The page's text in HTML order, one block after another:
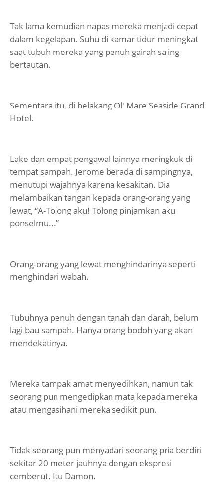
Tak lama kemudian napas mereka menjadi cepat
dalam kegelapan. Suhu di kamar tidur meningkat
saat tubuh mereka yang penuh gairah saling
bertautan.
Sementara itu, di belakang Ol' Mare Seaside Grand
Hotel.
Lake dan empat pengawal lainnya meringkuk di
tempat sampah. Jerome berada di sampingnya,
menutupi wajahnya karena kesakitan. Dia
melambaikan tangan kepada orang-orang yang
lewat, “A-Tolong aku! Tolong pinjamkan aku
ponselmu...”
Orang-orang yang lewat menghindarinya seperti
menghindari wabah.
Tubuhnya penuh dengan tanah dan darah, belum
lagi bau sampah. Hanya orang bodoh yang akan
mendekatinya.
Mereka tampak amat menyedihkan, namun tak
seorang pun mengedipkan mata kepada mereka
atau mengasihani mereka sedikit pun.
Tidak seorang pun menyadari seorang pria berdiri
sekitar 20 meter jauhnya dengan ekspresi
cemberut. Itu Damon.